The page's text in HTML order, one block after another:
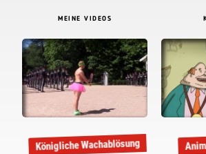
MEINE VIDEOS
Königliche Wachablösung